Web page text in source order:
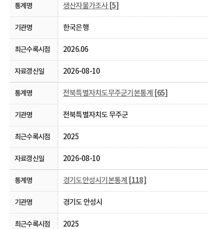
생산자물가조사 [5]
한국은행
2026.06
2026-08-10
전북특별자치도무주군기본통계 [65]
전북특별자치도 무주군
2025
2026-08-10
경기도안성시기본통계 [118]
경기도 안성시
2025